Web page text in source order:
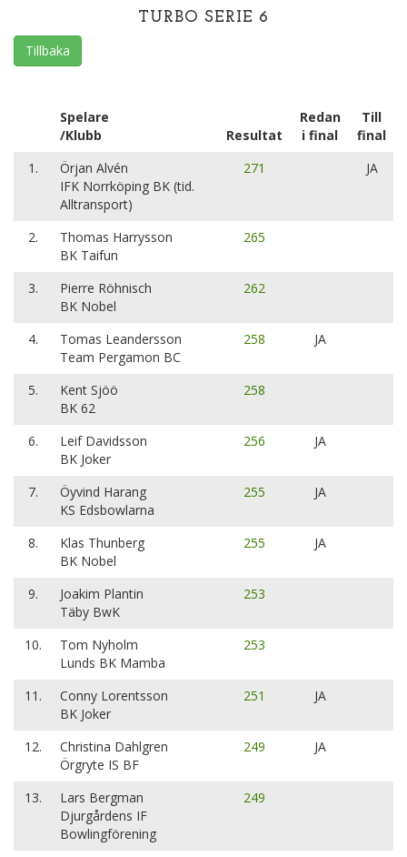
TURBO SERIE 6
Tillbaka
Spelare
/Klubb
Resultat
Redan
i final
Till
final
1.
Örjan Alvén
IFK Norrköping BK (tid.
Alltransport)
271 JA
2.
Thomas Harrysson
BK Taifun
265
3.
Pierre Röhnisch
BK Nobel
262
4.
Tomas Leandersson
Team Pergamon BC
258 JA
5.
Kent Sjöö
BK 62
258
6.
Leif Davidsson
BK Joker
256 JA
7.
Öyvind Harang
KS Edsbowlarna
255 JA
8.
Klas Thunberg
BK Nobel
255 JA
9.
Joakim Plantin
Täby BwK
253
10.
Tom Nyholm
Lunds BK Mamba
253
11.
Conny Lorentsson
BK Joker
251 JA
12.
Christina Dahlgren
Örgryte IS BF
249 JA
13.
Lars Bergman
Djurgårdens IF
Bowlingförening
249